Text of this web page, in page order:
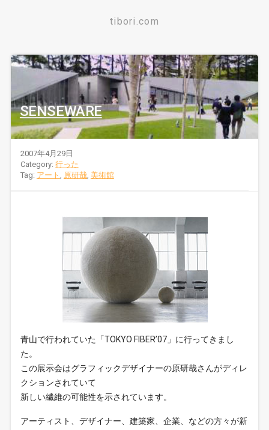
tibori.com
SENSEWARE
2007年4月29日
Category: 行った
Tag: アート , 原研哉, 美術館
青山で行われていた「TOKYO FIBER’07」に行ってきまし
た。
この展示会はグラフィックデザイナーの原研哉さんがディレ
クションされていて
新しい繊維の可能性を示されています。
アーティスト、デザイナー、建築家、企業、などの方々が新